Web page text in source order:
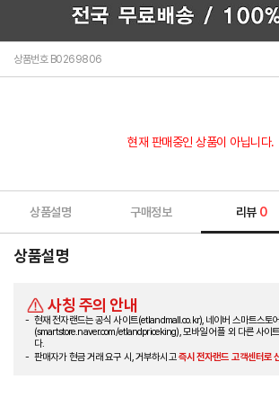
상품번호 B0269806
현재 판매중인 상품이 아닙니다.
상품설명 구매정보 리뷰 0
상품설명
사칭 주의 안내
현재 전자랜드는 공식 사이트(etlandmall.co.kr), 네이버 스마트스토어
(smartstore.naver.com/etlandpriceking), 모바일 어플 외 다른 사이
다.
판매자가 현금 거래 요구 시, 거부하시고즉시 전자랜드 고객센터로